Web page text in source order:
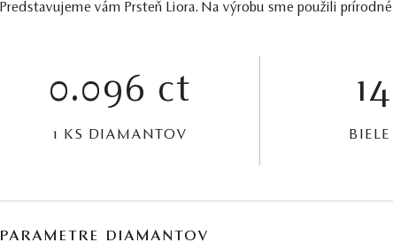
Predstavujeme vám Prsteň Liora. Na výrobu sme použili
0.096 ct
1 KS DIAMANTOV
PARAMETRE DIAMANTOV